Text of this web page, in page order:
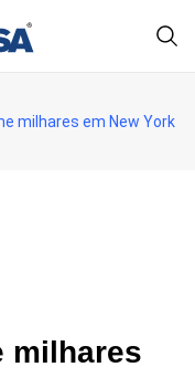
milhares em New York
milhares